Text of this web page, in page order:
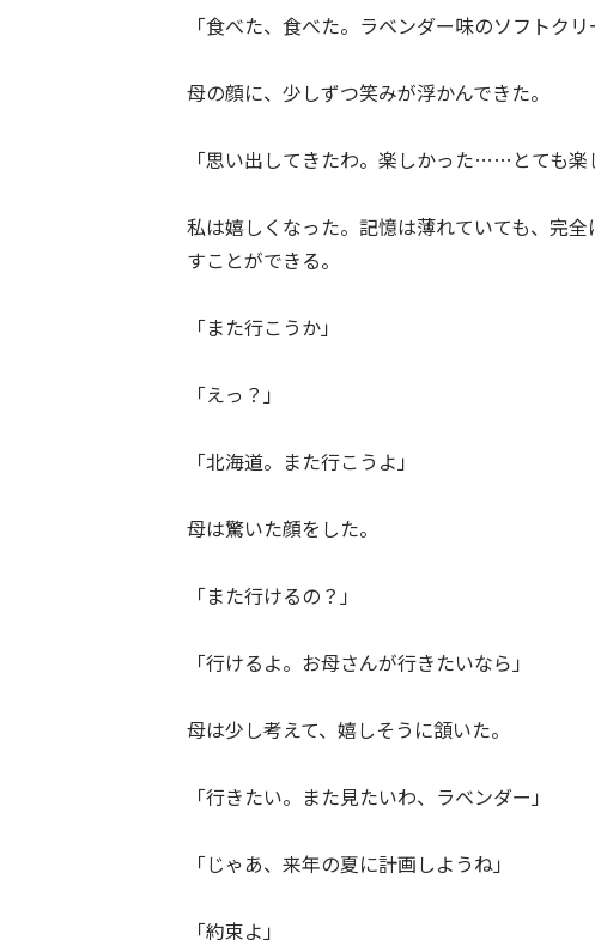
「食べた、食べた。ラベンダー味のソフトクリ
母の顔に、少しずつ笑みが浮かんできた。
「思い出してきたわ。楽しかった……とても
私は嬉しくなった。記憶は薄れていても、完
すことができる。
「また行こうか」
「えっ？」
「北海道。また行こうよ」
母は驚いた顔をした。
「また行けるの？」
「行けるよ。お母さんが行きたいなら」
母は少し考えて、嬉しそうに頷いた。
「行きたい。また見たいわ、ラベンダー」
「じゃあ、来年の夏に計画しようね」
「約束よ」